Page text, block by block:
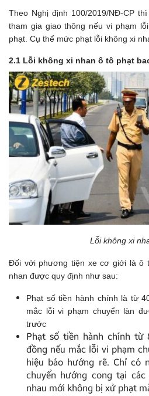
Theo Nghị định 100/2019/NĐ-CP
tham gia giao thông nếu vi phạm
phạt. Cụ thể mức phạt lỗi không xi
2.1 Lỗi không xi nhan ô tô phạt
Lỗi không xi
Đối với phương tiện xe cơ giới là ô
nhan được quy định như sau:
Phạt số tiền hành chính là từ
mắc lỗi vi phạm chuyển làn
trước
Phạt số tiền hành chính từ
đồng nếu mắc lỗi vi phạm
hiệu báo hướng rẽ. Chỉ có
chuyển hướng cong tại
nhau mới không bị xử phạt